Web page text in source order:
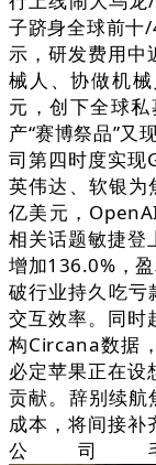
子跻身全球前十
示，研发费用中
械人、协做机
元，创下全球
产“赛博祭品”又
司第四时度实现
英伟达、软银为
亿美元，
相关话题敏捷登
增加136.0%，
破行业持久吃亏
交互效率。同时
构Circana数据
必定苹果正在设
贡献。辞别续航
成本，将间接补
公司